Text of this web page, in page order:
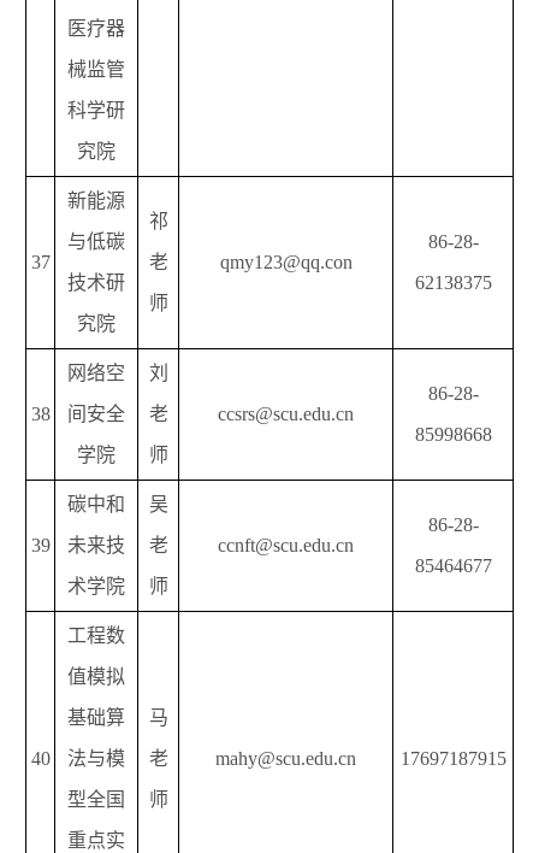
医疗器
械监管
科学研
究院
37
新能源
与低碳
技术研
究院
祁
老
师
qmy123@qq.con
86-28-
62138375
38
网络空
间安全
学院
刘
老
师
ccsrs@scu.edu.cn
86-28-
85998668
39
碳中和
未来技
术学院
吴
老
师
ccnft@scu.edu.cn
86-28-
85464677
40
工程数
值模拟
基础算
法与模
型全国
重点实
马
老
师
mahy@scu.edu.cn 17697187915